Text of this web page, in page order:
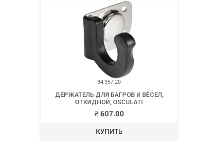
34.357.20
ДЕРЖАТЕЛЬ ДЛЯ БАГРОВ И ВЁСЕЛ,
ОТКИДНОЙ, OSCULATI
₴607.00
КУПИТЬ